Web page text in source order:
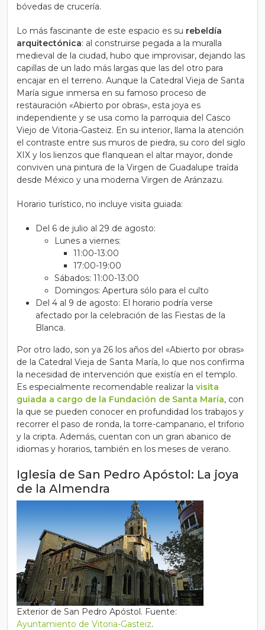
bóvedas de crucería.
Lo más fascinante de este espacio es su rebeldía
arquitectónica: al construirse pegada a la muralla
medieval de la ciudad, hubo que improvisar, dejando las
capillas de un lado más largas que las del otro para
encajar en el terreno. Aunque la Catedral Vieja de Santa
María sigue inmersa en su famoso proceso de
restauración «Abierto por obras», esta joya es
independiente y se usa como la parroquia del Casco
Viejo de Vitoria-Gasteiz. En su interior, llama la atención
el contraste entre sus muros de piedra, su coro del siglo
XIX y los lienzos que flanquean el altar mayor, donde
conviven una pintura de la Virgen de Guadalupe traída
desde México y una moderna Virgen de Aránzazu.
Horario turístico, no incluye visita guiada:
Del 6 de julio al 29 de agosto:
Lunes a viernes:
11:00-13:00
17:00-19:00
Sábados: 11:00-13:00
Domingos: Apertura sólo para el culto
Del 4 al 9 de agosto: El horario podría verse
afectado por la celebración de las Fiestas de la
Blanca.
Por otro lado, son ya 26 los años del «Abierto por obras»
de la Catedral Vieja de Santa María, lo que nos confirma
la necesidad de intervención que existía en el templo.
Es especialmente recomendable realizar la visita
guiada a cargo de la Fundación de Santa María, con
la que se pueden conocer en profundidad los trabajos y
recorrer el paso de ronda, la torre-campanario, el triforio
y la cripta. Además, cuentan con un gran abanico de
idiomas y horarios, también en los meses de verano.
Iglesia de San Pedro Apóstol: La joya
de la Almendra
Exterior de San Pedro Apóstol. Fuente:
Ayuntamiento de Vitoria-Gasteiz.